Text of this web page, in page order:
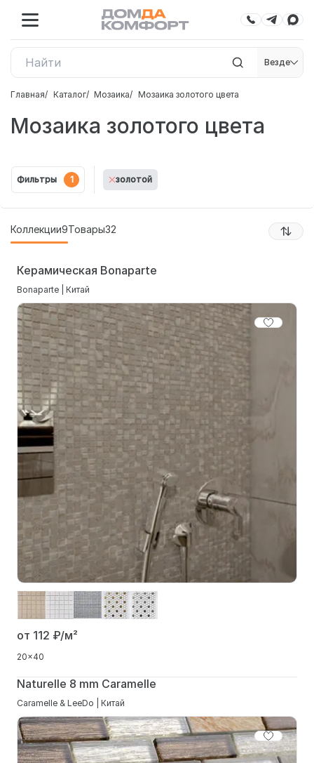
Везде
Главная Каталог Мозаика Мозаика золотого цвета
Мозаика золотого цвета
Фильтры 1 золотой
Коллекции9Товары32
Керамическая Bonaparte
Bonaparte | Китай
от 112 ₽/м²
20x40
Naturelle 8 mm Caramelle
Caramelle & LeeDo | Китай